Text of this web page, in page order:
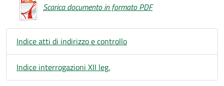
Scarica documento in formato PDF
Indice atti di indirizzo e controllo
Indice interrogazioni XII leg.